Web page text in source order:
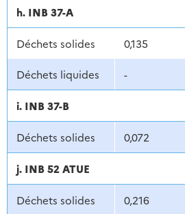
h. INB 37-A
Déchets solides 0,135
Déchets liquides -
i. INB 37-B
Déchets solides 0,072
j. INB 52 ATUE
Déchets solides 0,216